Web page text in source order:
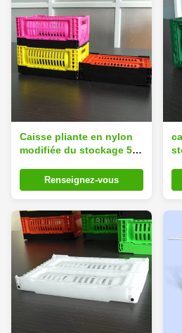
Caisse pliante en nylon
modifiée du stockage 5L
supermarché
Renseignez-vous